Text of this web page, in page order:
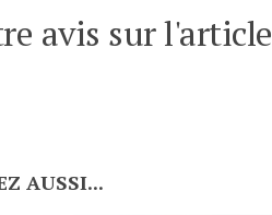
avis sur l'article
AUSSI...